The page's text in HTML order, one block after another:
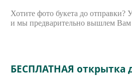
Хотите фото букета до отправки?
и мы предварительно вышлем Вам
БЕСПЛАТНАЯ открытка